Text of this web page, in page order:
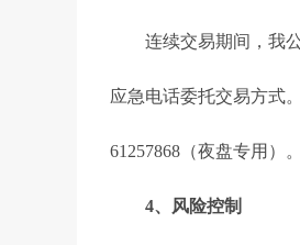
连续交易期间，我公
应急电话委托交易方式
61257868（夜盘专用）。
4、风险控制